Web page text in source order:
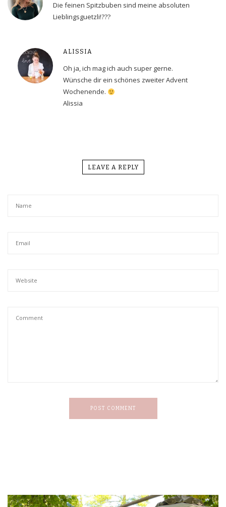
Die feinen Spitzbuben sind meine absoluten
Lieblingsguetzli!???
ALISSIA
Oh ja, ich mag ich auch super gerne.
Wünsche dir ein schönes zweiter Advent
Wochenende.
Alissia
LEAVE A REPLY
POST COMMENT